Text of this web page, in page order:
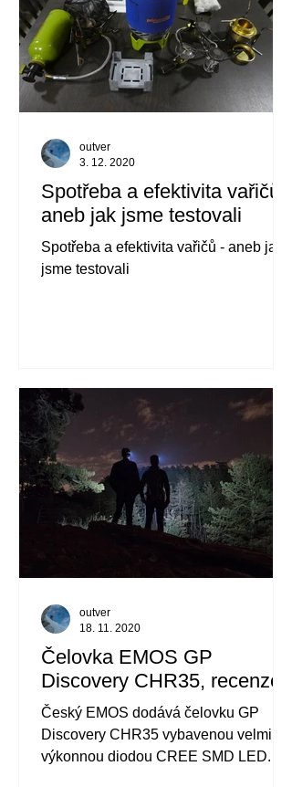
Spotřeba a efektivita vařičů -
aneb jak jsme testovali
Spotřeba a efektivita vařičů - aneb jak
jsme testovali
outver
3. 12. 2020
Čelovka EMOS GP
Discovery CHR35, recenze
Český EMOS dodává čelovku GP
Discovery CHR35 vybavenou velmi
výkonnou diodou CREE SMD LED.
outver
18. 11. 2020